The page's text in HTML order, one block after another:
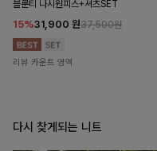
블룬티 나시원피스+셔츠SET
15%31,900 원37,500원
리뷰 카운트 영역
다시 찾게되는 니트